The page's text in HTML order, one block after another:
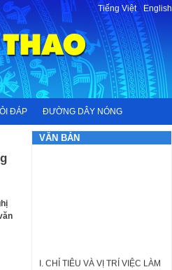
Tiếng Việt-English
ĐÁP ĐƯỜNG DÂY NÓNG
VĂN BẢN
TUYỂN DỤNG LAO ĐỘNG HỢP